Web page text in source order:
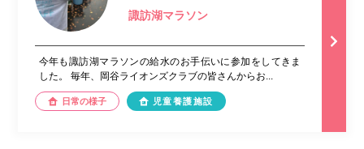
諏訪湖マラソン
今年も諏訪湖マラソンの給水のお手伝いに参加をしてきま
した。 毎年、岡谷ライオンズクラブの皆さんからお...
日常の様子 児童養護施設